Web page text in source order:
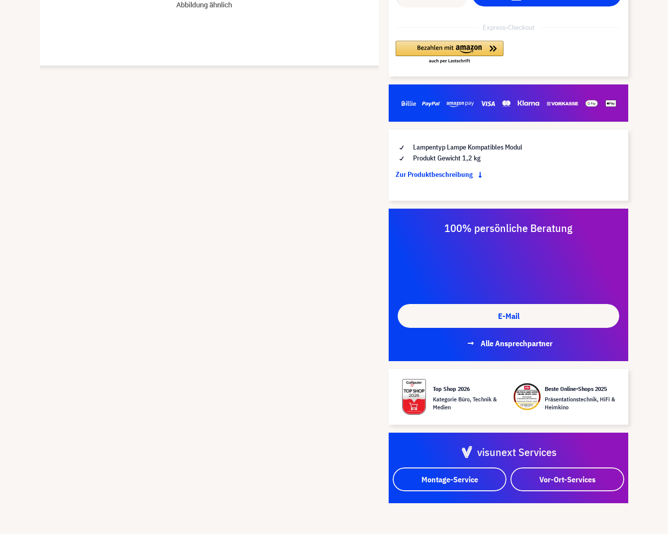
Express-Checkout
Lampentyp Lampe Kompatibles Modul
Produkt Gewicht 1,2 kg
Zur Produktbeschreibung
100% persönliche Beratung
E-Mail
Alle Ansprechpartner
Top Shop 2026
Kategorie Büro, Technik &
Medien
Beste Online-Shops 2025
Präsentationstechnik, HiFi &
Heimkino
visunext Services
Montage-Service Vor-Ort-Services